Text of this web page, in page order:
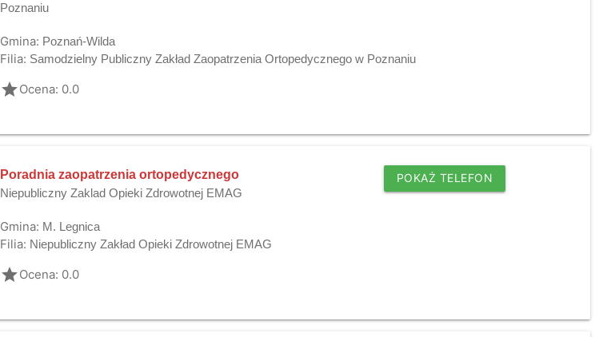
Poznaniu
Gmina: Poznań-Wilda
Filia: Samodzielny Publiczny Zakład Zaopatrzenia Ortopedycznego w Poznaniu
gradeOcena: 0.0
Poradnia zaopatrzenia ortopedycznego
Niepubliczny Zaklad Opieki Zdrowotnej EMAG
POKAŻ TELEFON
Gmina: M. Legnica
Filia: Niepubliczny Zakład Opieki Zdrowotnej EMAG
gradeOcena: 0.0